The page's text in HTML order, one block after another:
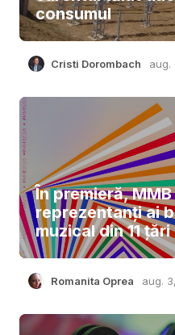
consumul
Cristi Dorombach aug.
În premieră,
reprezentanți ai
muzical din 11
Romanita Oprea aug.